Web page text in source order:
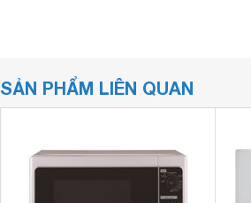
chế thất thoát nhiệt và đảm bảo
SẢN PHẨM LIÊN QUAN